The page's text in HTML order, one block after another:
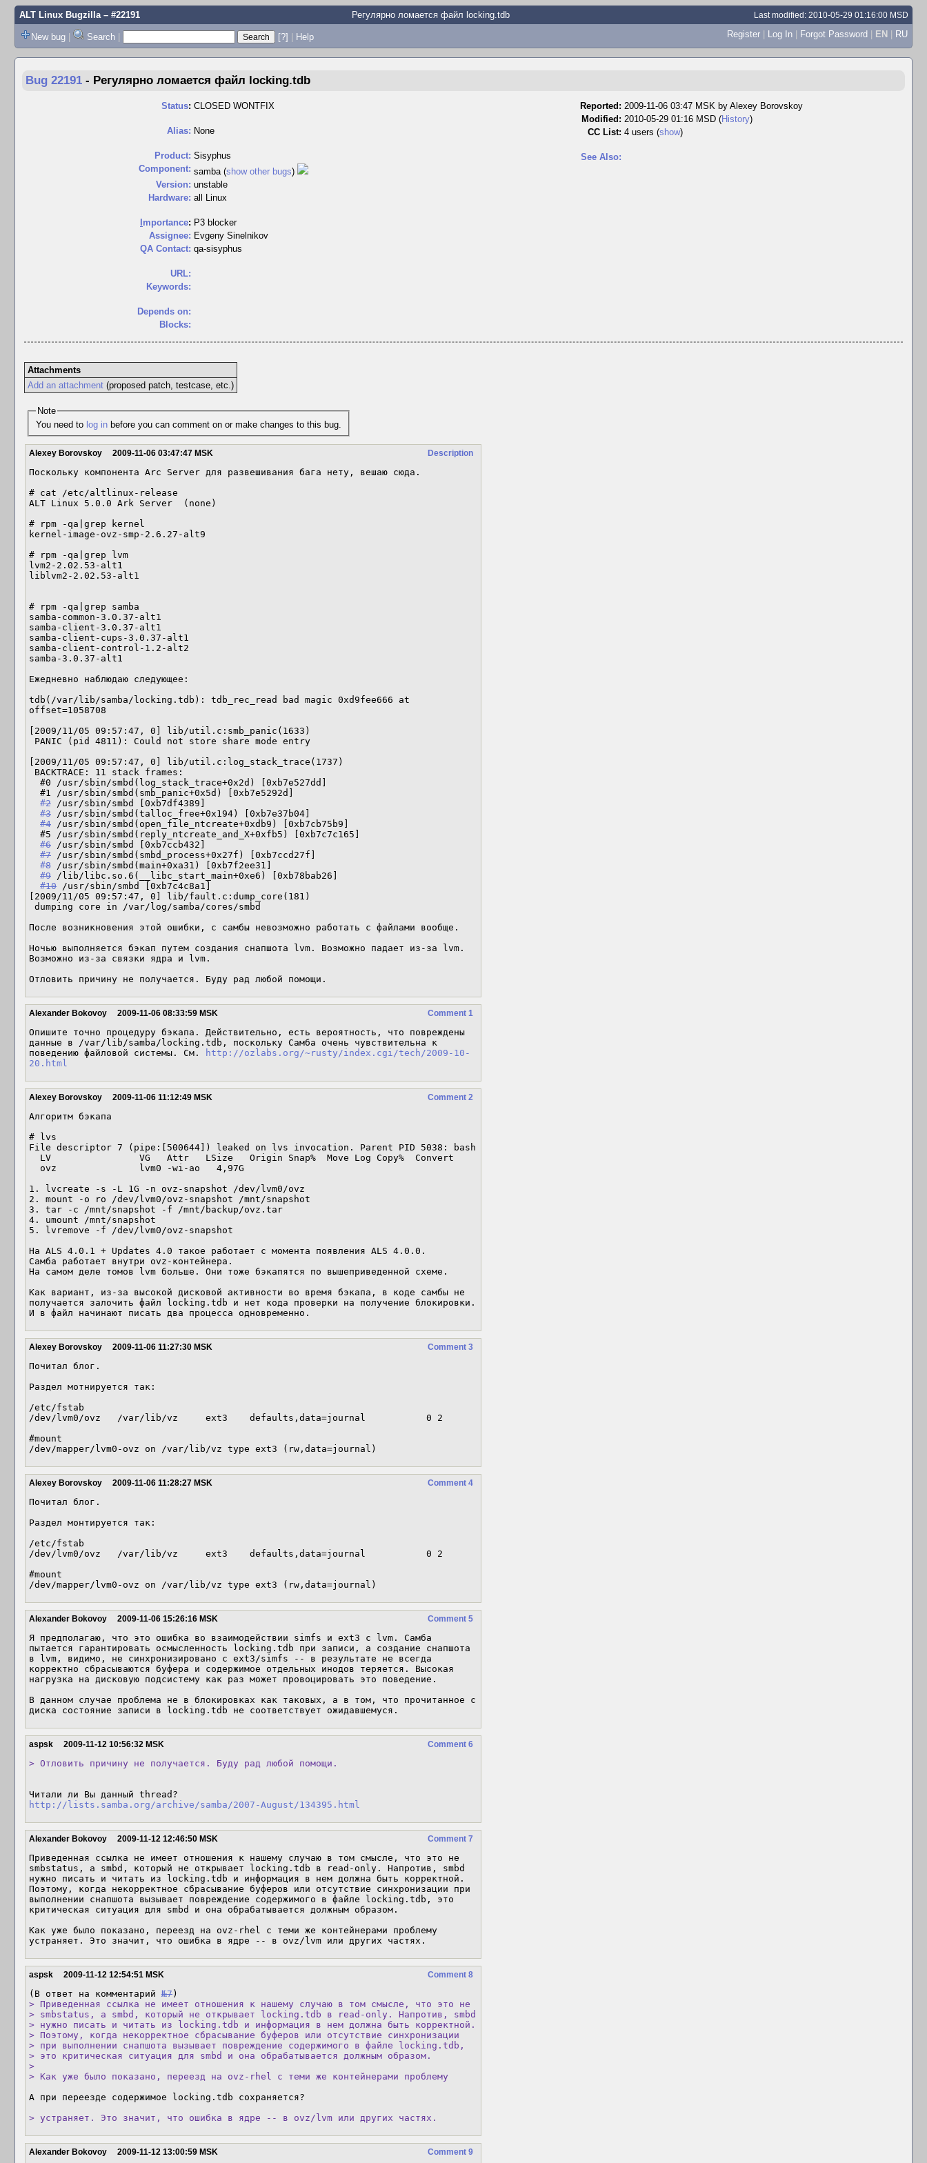
ALT Linux Bugzilla– #22191 Регулярно ломается файл locking.tdb Last modified: 2010-05-29 01:16:00 MSD
New bug | Search | [?] | Help Register | Log In | Forgot Password | EN | RU
Bug 22191 - Регулярно ломается файл locking.tdb
Status: CLOSED WONTFIX
Alias: None
Product: Sisyphus
Component: samba (show other bugs)
Version: unstable
Hardware: all Linux
mportance: P3 blocker
Assignee: Evgeny Sinelnikov
QA Contact: qa-sisyphus
URL:
Keywords:
Depends on:
Blocks:
Reported: 2009-11-06 03:47 MSK by Alexey Borovskoy
Modified: 2010-05-29 01:16 MSD (History)
CC List: 4 users (show)
See Also:
Attachments
Add an attachment(proposed patch, testcase, etc.)
Note
You need to log in before you can comment on or make changes to this bug.
Description
Alexey Borovskoy 2009-11-06 03:47:47 MSK
Поскольку компонента Arc Server для развешивания бага нету, вешаю сюда.
# cat /etc/altlinux-release
ALT Linux 5.0.0 Ark Server  (none)
# rpm -qa|grep kernel
kernel-image-ovz-smp-2.6.27-alt9
# rpm -qa|grep lvm
lvm2-2.02.53-alt1
liblvm2-2.02.53-alt1
# rpm -qa|grep samba
samba-common-3.0.37-alt1
samba-client-3.0.37-alt1
samba-client-cups-3.0.37-alt1
samba-client-control-1.2-alt2
samba-3.0.37-alt1
Ежедневно наблюдаю следующее:
tdb(/var/lib/samba/locking.tdb): tdb_rec_read bad magic 0xd9fee666 at
offset=1058708
[2009/11/05 09:57:47, 0] lib/util.c:smb_panic(1633)
[2009/11/05 09:57:47, 0] lib/util.c:log_stack_trace(1737)
#2 /usr/sbin/smbd [0xb7df4389]
#3 /usr/sbin/smbd(talloc_free+0x194) [0xb7e37b04]
#4 /usr/sbin/smbd(open_file_ntcreate+0xdb9) [0xb7cb75b9]
#6 /usr/sbin/smbd [0xb7ccb432]
#7 /usr/sbin/smbd(smbd_process+0x27f) [0xb7ccd27f]
#8 /usr/sbin/smbd(main+0xa31) [0xb7f2ee31]
#9 /lib/libc.so.6(__libc_start_main+0xe6) [0xb78bab26]
#10 /usr/sbin/smbd [0xb7c4c8a1]
[2009/11/05 09:57:47, 0] lib/fault.c:dump_core(181)
После возникновения этой ошибки, с самбы невозможно работать с файлами вообще.
Ночью выполняется бэкап путем создания снапшота lvm. Возможно падает из-за lvm.
Возможно из-за связки ядра и lvm.
Отловить причину не получается. Буду рад любой помощи.
Comment 1
Alexander Bokovoy 2009-11-06 08:33:59 MSK
Опишите точно процедуру бэкапа. Действительно, есть вероятность, что повреждены
данные в /var/lib/samba/locking.tdb, поскольку Самба очень чувствительна к
поведению файловой системы. См.
http://ozlabs.org/~rusty/index.cgi/tech/2009-10-
20.html
Comment 2
Alexey Borovskoy 2009-11-06 11:12:49 MSK
Алгоритм бэкапа
# lvs
File descriptor 7 (pipe:[500644]) leaked on lvs invocation. Parent PID 5038: bash
1. lvcreate -s -L 1G -n ovz-snapshot /dev/lvm0/ovz
2. mount -o ro /dev/lvm0/ovz-snapshot /mnt/snapshot
3. tar -c /mnt/snapshot -f /mnt/backup/ovz.tar
4. umount /mnt/snapshot
5. lvremove -f /dev/lvm0/ovz-snapshot
На ALS 4.0.1 + Updates 4.0 такое работает с момента появления ALS 4.0.0.
Самба работает внутри ovz-контейнера.
На самом деле томов lvm больше. Они тоже бэкапятся по вышеприведенной схеме.
Как вариант, из-за высокой дисковой активности во время бэкапа, в коде самбы не
получается залочить файл locking.tdb и нет кода проверки на получение блокировки.
И в файл начинают писать два процесса одновременно.
Comment 3
Alexey Borovskoy 2009-11-06 11:27:30 MSK
Почитал блог.
Раздел мотнируется так:
/etc/fstab
/dev/lvm0/ovz   /var/lib/vz     ext3    defaults,data=journal           0 2
#mount
/dev/mapper/lvm0-ovz on /var/lib/vz type ext3 (rw,data=journal)
Comment 4
Alexey Borovskoy 2009-11-06 11:28:27 MSK
Почитал блог.
Раздел монтируется так:
/etc/fstab
/dev/lvm0/ovz   /var/lib/vz     ext3    defaults,data=journal           0 2
#mount
/dev/mapper/lvm0-ovz on /var/lib/vz type ext3 (rw,data=journal)
Comment 5
Alexander Bokovoy 2009-11-06 15:26:16 MSK
Я предполагаю, что это ошибка во взаимодействии simfs и ext3 с lvm. Самба
пытается гарантировать осмысленность locking.tdb при записи, а создание снапшота
в lvm, видимо, не синхронизировано с ext3/simfs -- в результате не всегда
корректно сбрасываются буфера и содержимое отдельных инодов теряется. Высокая
нагрузка на дисковую подсистему как раз может провоцировать это поведение.
В данном случае проблема не в блокировках как таковых, а в том, что прочитанное с
диска состояние записи в locking.tdb не соответствует ожидавшемуся.
Comment 6
aspsk 2009-11-12 10:56:32 MSK
> Отловить причину не получается. Буду рад любой помощи.
http://lists.samba.org/archive/samba/2007-August/134395.html
Comment 7
Alexander Bokovoy 2009-11-12 12:46:50 MSK
Приведенная ссылка не имеет отношения к нашему случаю в том смысле, что это не
smbstatus, а smbd, который не открывает locking.tdb в read-only. Напротив, smbd
нужно писать и читать из locking.tdb и информация в нем должна быть корректной.
Поэтому, когда некорректное сбрасывание буферов или отсутствие синхронизации при
выполнении снапшота вызывает повреждение содержимого в файле locking.tdb, это
критическая ситуация для smbd и она обрабатывается должным образом.
Как уже было показано, переезд на ovz-rhel с теми же контейнерами проблему
устраняет. Это значит, что ошибка в ядре -- в ovz/lvm или других частях.
Comment 8
aspsk 2009-11-12 12:54:51 MSK
(В ответ на комментарий №7
> Приведенная ссылка не имеет отношения к нашему случаю в том смысле, что это не
> smbstatus, а smbd, который не открывает locking.tdb в read-only. Напротив, smbd
> нужно писать и читать из locking.tdb и информация в нем должна быть корректной.
> Поэтому, когда некорректное сбрасывание буферов или отсутствие синхронизации
> при выполнении снапшота вызывает повреждение содержимого в файле locking.tdb,
> это критическая ситуация для smbd и она обрабатывается должным образом.
>
> Как уже было показано, переезд на ovz-rhel с теми же контейнерами проблему
А при переезде содержимое locking.tdb сохраняется?
> устраняет. Это значит, что ошибка в ядре -- в ovz/lvm или других частях.
Comment 9
Alexander Bokovoy 2009-11-12 13:00:59 MSK